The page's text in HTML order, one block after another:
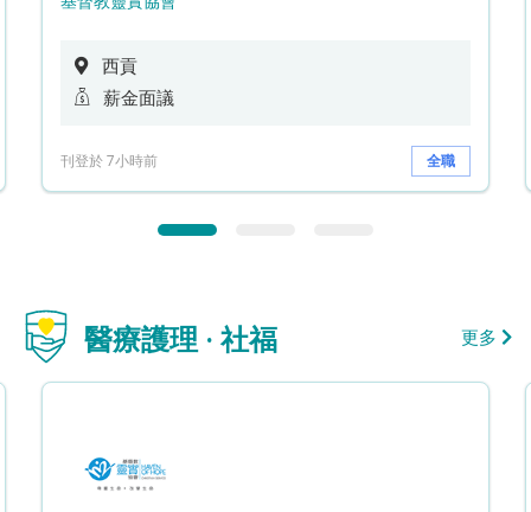
西貢
薪金面議
刊登於 7小時前 全職
醫療護理 · 社福 更多